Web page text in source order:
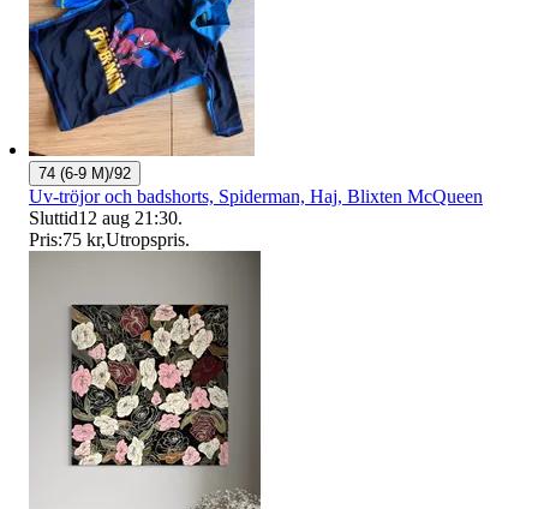
74 (6-9 M)/92
Uv-tröjor och badshorts, Spiderman, Haj, Blixten McQueen
Sluttid12 aug 21:30.
Pris:75 kr,Utropspris.